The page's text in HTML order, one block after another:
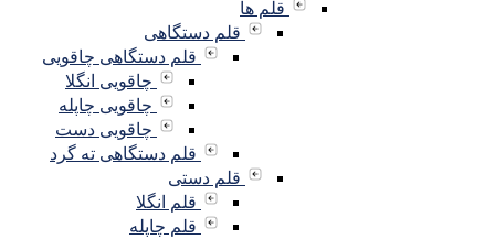
قلم ها
قلم دستگاهی
قلم دستگاهی چاقویی
چاقویی انگلا
چاقویی چاپله
چاقویی دست
قلم دستگاهی ته گرد
قلم دستی
قلم انگلا
قلم چاپله